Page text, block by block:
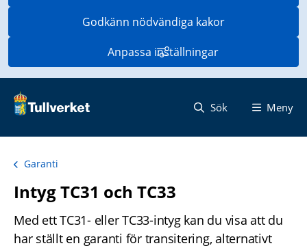
Godkänn nödvändiga kakor
Anpassa inställningar
Sök Meny
Garanti
Intyg TC31 och TC33
Med ett TC31- eller TC33-intyg kan du visa att du
har ställt en garanti för transitering, alternativt